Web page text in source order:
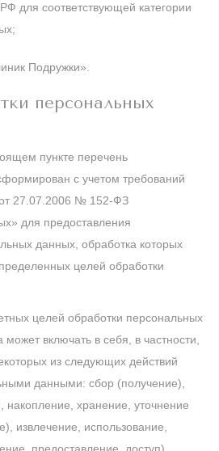
для соответствующей категории
Подружки».
персональных
пункте перечень
с учетом требований
27.07.2006 № 152-ФЗ
для предоставления
данных, обработка которых
целей обработки
целей обработки персональных
включать в себя, в частности,
из следующих действий
данными: сбор (получение),
накопление, хранение, уточнение
извлечение, использование,